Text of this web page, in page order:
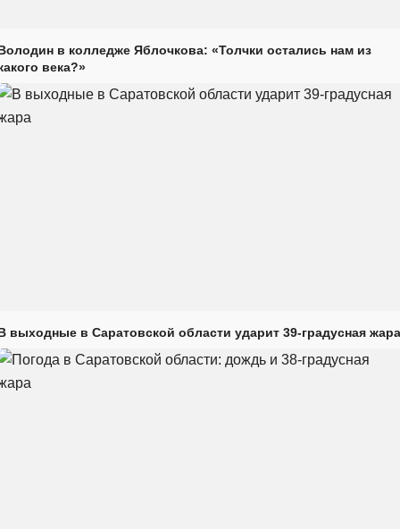
в колледже Яблочкова: «Толчки остались нам из
века?»
выходные в Саратовской области ударит 39-градусная жара